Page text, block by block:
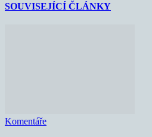
SOUVISEJÍCÍ ČLÁNKY
Komentáře